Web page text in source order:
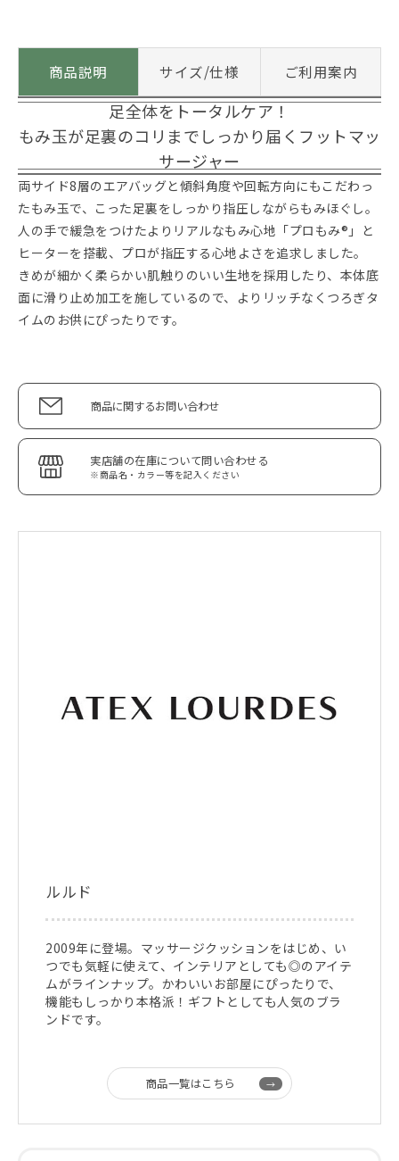
商品説明 サイズ/仕様 ご利用案内
足全体をトータルケア！
もみ玉が足裏のコリまでしっかり届くフットマッ
サージャー
両サイド8層のエアバッグと傾斜角度や回転方向にもこだわっ
たもみ玉で、こった足裏をしっかり指圧しながらもみほぐし。
人の手で緩急をつけたよりリアルなもみ心地「プロもみ®」と
ヒーターを搭載、プロが指圧する心地よさを追求しました。
きめが細かく柔らかい肌触りのいい生地を採用したり、本体底
面に滑り止め加工を施しているので、よりリッチなくつろぎタ
イムのお供にぴったりです。
商品に関するお問い合わせ
実店舗の在庫について問い合わせる
※商品名・カラー等を記入ください
ルルド
2009年に登場。マッサージクッションをはじめ、い
つでも気軽に使えて、インテリアとしても◎のアイテ
ムがラインナップ。かわいいお部屋にぴったりで、
機能もしっかり本格派！ギフトとしても人気のブラ
ンドです。
商品一覧はこちら